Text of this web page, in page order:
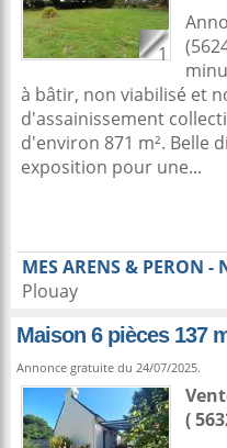
1
à bâtir, non viabilisé et
d'assainissement
d'environ 871 m². Belle
exposition pour une...
MES ARENS & PERON -
Plouay
Maison 6 pièces 137
Annonce gratuite du 24/07/2025.
(